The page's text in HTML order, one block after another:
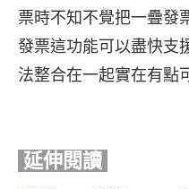
票時不知不覺把一疊發
發票這功能可以盡快支
法整合在一起實在有點
延伸閱讀